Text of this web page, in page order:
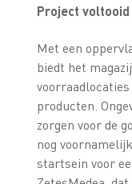
Project
Met een
biedt het
producten.
zorgen voor de
nog
startsein voor